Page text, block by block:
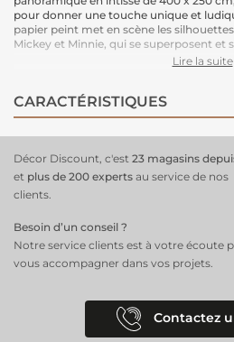
pour donner une touche unique et
papier peint met en scène les
Mickey et Minnie, qui se superposent et
artistique sur le mur. L’effet créé est
d'enduire le mur de colle pour poser ce
simplicité. Une solution pratique et
Pose : Encollage du mur, pose facile.
Lire la suite
CARACTÉRISTIQUES
Décor Discount, c'est 23 magasins
et plus de 200 experts au service de nos
clients.
Besoin d’un conseil ?
Notre service clients est à votre écoute
vous accompagner dans vos projets.
Contactez